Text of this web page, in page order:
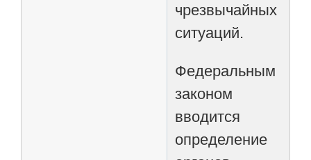
чрезвычайных
ситуаций.
Федеральным
законом
вводится
определение